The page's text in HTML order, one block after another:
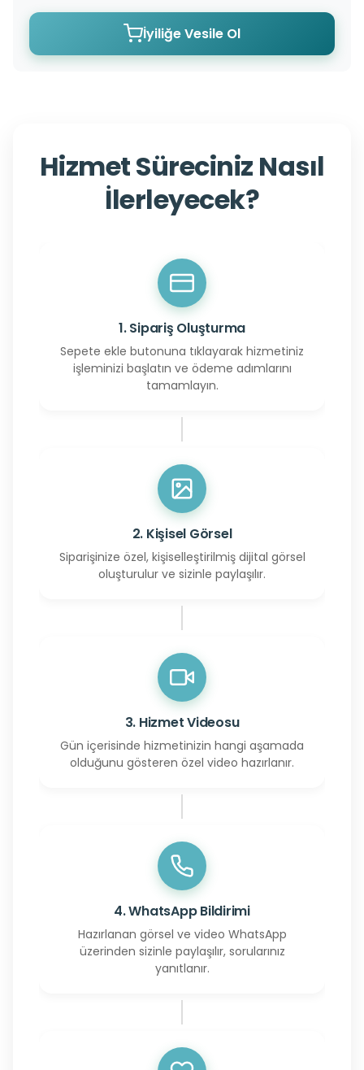
İyiliğe Vesile Ol
Hizmet Süreciniz Nasıl
İlerleyecek?
1. Sipariş Oluşturma
Sepete ekle butonuna tıklayarak hizmetiniz
işleminizi başlatın ve ödeme adımlarını
tamamlayın.
2. Kişisel Görsel
Siparişinize özel, kişiselleştirilmiş dijital görsel
oluşturulur ve sizinle paylaşılır.
3. Hizmet Videosu
Gün içerisinde hizmetinizin hangi aşamada
olduğunu gösteren özel video hazırlanır.
4. WhatsApp Bildirimi
Hazırlanan görsel ve video WhatsApp
üzerinden sizinle paylaşılır, sorularınız
yanıtlanır.